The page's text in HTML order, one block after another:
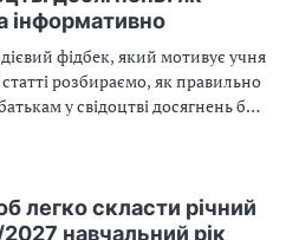
інформативно
фідбек, який мотивує учня
розбираємо, як правильно
у свідоцтві досягнень без
та використовуйте
легко скласти річний
навчальний рік